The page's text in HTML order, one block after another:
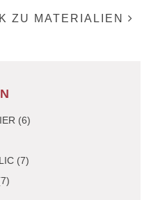
ZU MATERIALIEN
(6)
(7)